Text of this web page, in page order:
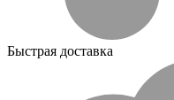
Быстрая доставка